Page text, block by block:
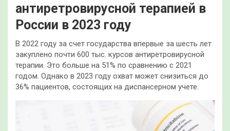
антиретровирусной терапией в
России в 2023 году
В 2022 году за счет государства впервые за шесть лет
закуплено почти 600 тыс. курсов антиретровирусной
терапии. Это больше на 51% по сравнению с 2021
годом. Однако в 2023 году охват может снизиться до
36% пациентов, состоящих на диспансерном учете.